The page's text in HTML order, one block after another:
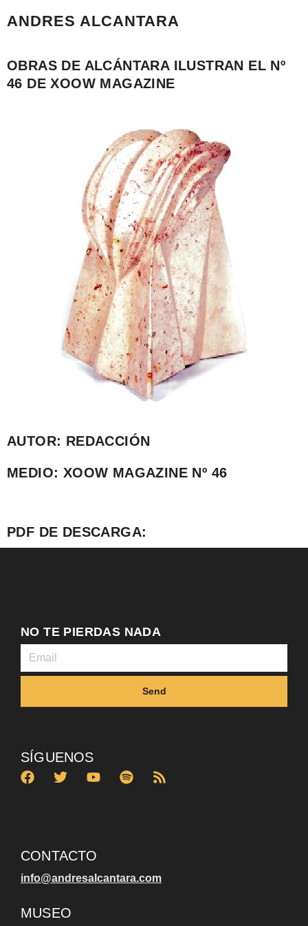
ANDRES ALCANTARA
OBRAS DE ALCÁNTARA ILUSTRAN EL Nº
46 DE XOOW MAGAZINE
AUTOR: REDACCIÓN
MEDIO: XOOW MAGAZINE Nº 46
PDF DE DESCARGA:
NO TE PIERDAS NADA
Send
SÍGUENOS
CONTACTO
info@andresalcantara.com
MUSEO